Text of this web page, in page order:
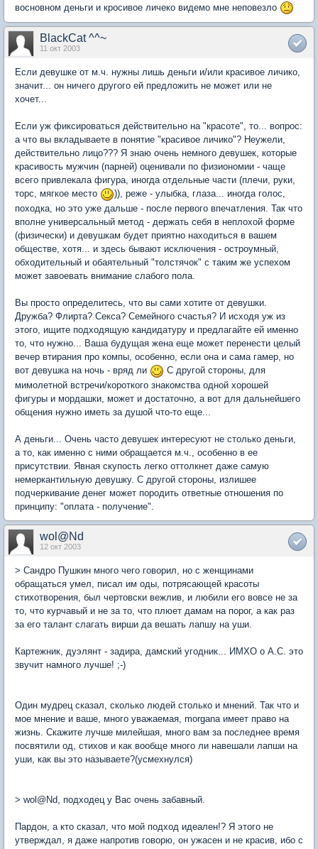
восновном деньги и кросивое личеко видемо мне неповезло
BlackCat ^^~
11 окт 2003
Если девушке от м.ч. нужны лишь деньги и/или красивое личико,
значит... он ничего другого ей предложить не может или не
хочет...
Если уж фиксироваться действительно на "красоте", то... вопрос:
а что вы вкладываете в понятие "красивое личико"? Неужели,
действительно лицо??? Я знаю очень немного девушек, которые
красивость мужчин (парней) оценивали по физиономии - чаще
всего привлекала фигура, иногда отдельные части (плечи, руки,
торс, мягкое место
)), реже - улыбка, глаза... иногда голос,
походка, но это уже дальше - после первого впечатления. Так что
вполне универсальный метод - держать себя в неплохой форме
(физически) и девушкам будет приятно находиться в вашем
обществе, хотя... и здесь бывают исключения - остроумный,
обходительный и обаятельный "толстячок" с таким же успехом
может завоевать внимание слабого пола.
Вы просто определитесь, что вы сами хотите от девушки.
Дружба? Флирта? Секса? Семейного счастья? И исходя уж из
этого, ищите подходящую кандидатуру и предлагайте ей именно
то, что нужно... Ваша будущая жена еще может перенести целый
вечер втирания про компы, особенно, если она и сама гамер, но
вот девушка на ночь - вряд ли
С другой стороны, для
мимолетной встречи/короткого знакомства одной хорошей
фигуры и мордашки, может и достаточно, а вот для дальнейшего
общения нужно иметь за душой что-то еще...
А деньги... Очень часто девушек интересуют не столько деньги,
а то, как именно с ними обращается м.ч., особенно в ее
присутствии. Явная скупость легко оттолкнет даже самую
немеркантильную девушку. С другой стороны, излишее
подчеркивание денег может породить ответные отношения по
принципу: "оплата - получение".
wol@Nd
12 окт 2003
> Сандро Пушкин много чего говорил, но с женщинами
обращаться умел, писал им оды, потрясающей красоты
стихотворения, был чертовски вежлив, и любили его вовсе не за
то, что курчавый и не за то, что плюет дамам на порог, а как раз
за его талант слагать вирши да вешать лапшу на уши.
Картежник, дуэлянт - задира, дамский угодник... ИМХО о А.С. это
звучит намного лучше! ;-)
Один мудрец сказал, сколько людей столько и мнений. Так что и
мое мнение и ваше, много уважаемая, morgana имеет право на
жизнь. Скажите лучше милейшая, много вам за последнее время
посвятили од, стихов и как вообще много ли навешали лапши на
уши, как вы это называете?(усмехнулся)
> wol@Nd, подходец у Вас очень забавный.
Пардон, а кто сказал, что мой подход идеален!? Я этого не
утверждал, я даже напротив говорю, он ужасен и не красив, ибо с